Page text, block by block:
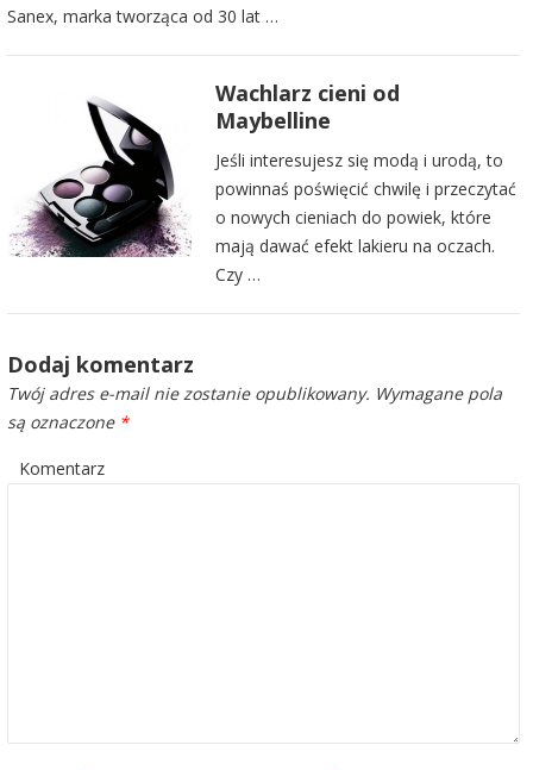
Sanex, marka tworząca od 30 lat …
Wachlarz cieni od
Maybelline
Jeśli interesujesz się modą i urodą, to
powinnaś poświęcić chwilę i przeczytać
o nowych cieniach do powiek, które
mają dawać efekt lakieru na oczach.
Czy …
Dodaj komentarz
Twój adres e-mail nie zostanie opublikowany. Wymagane pola
są oznaczone *
Komentarz